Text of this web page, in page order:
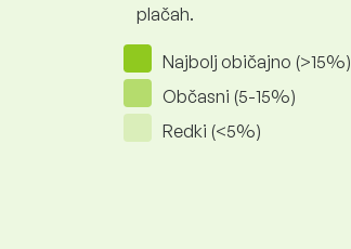
plačah.
Najbolj običajno (>15%)
Občasni (5-15%)
Redki (<5%)